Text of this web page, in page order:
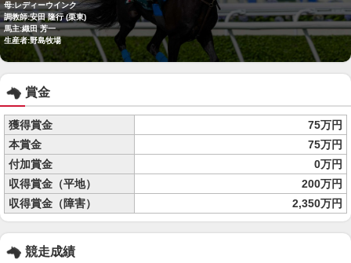
母:レディーウインク
調教師:安田 隆行 (栗東)
馬主:織田 芳一
生産者:野島牧場
賞金
獲得賞金
75万円
本賞金
75万円
付加賞金
0万円
収得賞金（平地）
200万円
収得賞金（障害）
2,350万円
競走成績